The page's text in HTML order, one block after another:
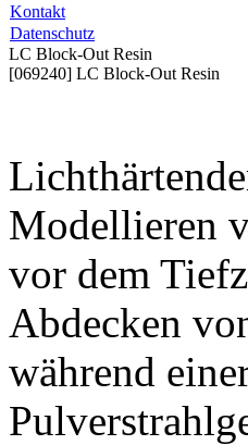
Kontakt
Datenschutz
LC Block-Out Resin
[069240] LC Block-Out Resin
Modellieren
vor dem
Abdecken
während